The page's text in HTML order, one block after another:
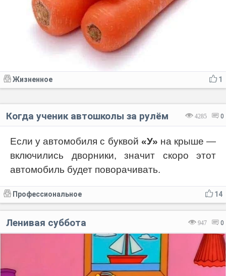
1
Жизненное
4285 0
Когда ученик автошколы за рулём
Если у автомобиля с буквой «У» на крыше —
включились дворники, значит скоро этот
автомобиль будет поворачивать.
14
Профессиональное
947 0
Ленивая суббота